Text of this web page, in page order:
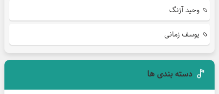
وحید آژنگ
یوسف زمانی
دسته بندی ها